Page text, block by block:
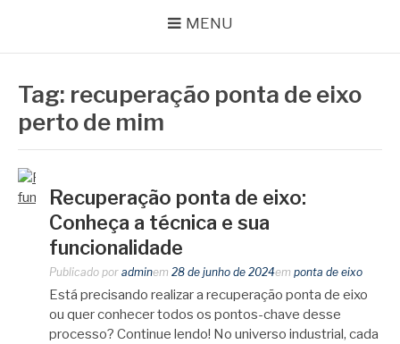
MENU
Tag: recuperação ponta de eixo
perto de mim
Recuperação ponta de eixo:
Conheça a técnica e sua
funcionalidade
Publicado por adminem 28 de junho de 2024em ponta de eixo
Está precisando realizar a recuperação ponta de eixo
ou quer conhecer todos os pontos-chave desse
processo? Continue lendo! No universo industrial, cada